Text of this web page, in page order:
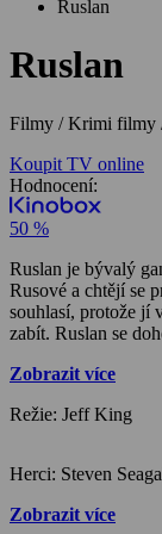
Ruslan
Ruslan
Filmy / Krimi filmy
Koupit TV online
Hodnocení:
50 %
Ruslan je bývalý
Rusové a chtějí se
souhlasí, protože jí
zabít. Ruslan se
mafián, Ilja, který
pokusili se zabít i
všechny vyřídí až
na něj čeká opět
pohřbu své bývalé
Zobrazit více
Režie: Jeff King
Zobrazit více